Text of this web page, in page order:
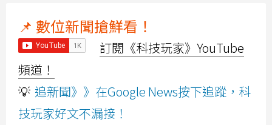
📌 數位新聞搶鮮看！
訂閱《科技玩家》YouTube
頻道！
💡 追新聞》》在Google News按下追蹤，科
技玩家好文不漏接！